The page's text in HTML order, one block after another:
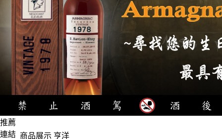
推薦
連結 商品展示 亨洋